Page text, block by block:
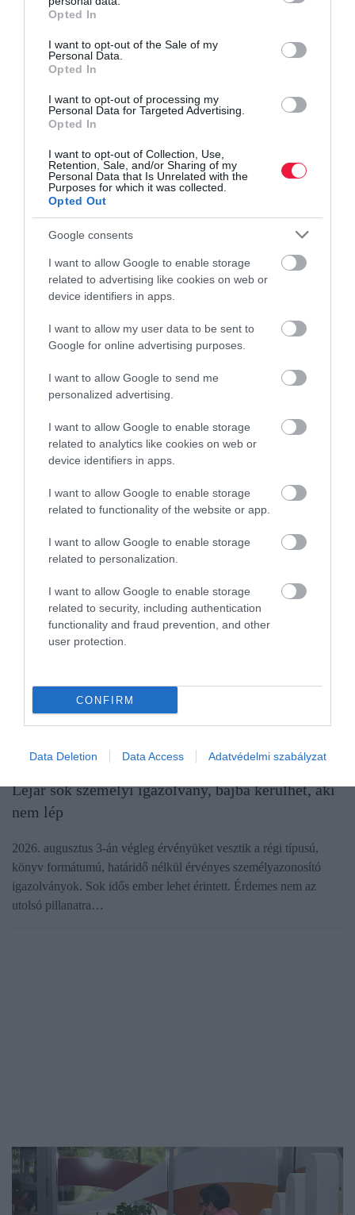
grant or deny consent to Google and its third-party tags to
use your data for below specified purposes in below Google
consent section.
Opted In
I want to opt-out of the Sale of my
Personal Data.
Opted In
I want to opt-out of processing my
Personal Data for Targeted Advertising.
Opted In
I want to opt-out of Collection, Use,
Retention, Sale, and/or Sharing of my
Personal Data that Is Unrelated with the
Purposes for which it was collected.
Opted Out
Google consents
I want to allow Google to enable storage
related to advertising like cookies on web or
device identifiers in apps.
I want to allow my user data to be sent to
Google for online advertising purposes.
I want to allow Google to send me
personalized advertising.
I want to allow Google to enable storage
related to analytics like cookies on web or
device identifiers in apps.
I want to allow Google to enable storage
related to functionality of the website or app.
I want to allow Google to enable storage
related to personalization.
I want to allow Google to enable storage
related to security, including authentication
functionality and fraud prevention, and other
user protection.
CONFIRM
Data Deletion Data Access Adatvédelmi szabályzat
a forradalmi megoldások egyre közelebb visznek minket egy
Transformerhez hasonló megoldások javítják a GTP-3-hoz
hasonló modellek tudatfolyamát, ezzel már egyre kevésbé fognak
részeges beszélgetőpartnernek tűnni, és egyre meggyőzőbbek
lesznek, hogy miért is kell az a 15 százalékos növekedés az
eladásaink terén. Szépen lassan pedig be lehet integrálni őket
komoly üzleti folyamatokba.
digitalizáció
mesterséges intelligencia működés
fejlődés
Lejár sok személyi igazolvány, bajba kerülhet, aki
nem lép
2026. augusztus 3-án végleg érvényüket vesztik a régi típusú,
könyv formátumú, határidő nélkül érvényes személyazonosító
igazolványok. Sok idős ember lehet érintett. Érdemes nem az
utolsó pillanatra…